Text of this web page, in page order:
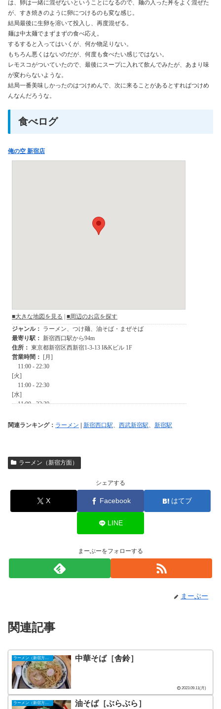
は、卵は一緒に混ぜないということになるので、麺の入った丼をよく混ぜた
が、すき焼きのように卵につけるのも変な感じ。
結局最後に生卵を溶いて投入し、再度混ぜる。
麺は中太麺でまずまずの食べ応え。
するすると入ってはいくが、何か物足りない。
もちろん悪くはないのだが、何度も食べたい感じではない。
レモスコがついていたので、最後にスープに入れて飲んでみたが、あまり味
が変わらないような。
結局一番美味しかったのはつけめんで、次に来ることがあるとすればつけめ
んなんだろうな。
食べログ
俺の空 新宿店
関連ランキング： ラーメン | 新宿西口駅、 西武新宿駅、 新宿駅
ラーメン（新宿方面）
シェアする
X Facebook はてブ
LINE
まーぶーをフォローする
まーぶー
関連記事
中華そば［舎鈴］
2023.09.11(月)
ラーメン（新宿方面） 油そば［ぶらぶら］